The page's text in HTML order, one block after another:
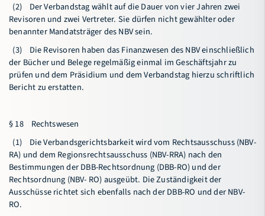
(2) Der Verbandstag wählt auf die Dauer von vier Jahren zwei
Revisoren und zwei Vertreter. Sie dürfen nicht gewählter oder
benannter Mandatsträger des NBV sein.
(3) Die Revisoren haben das Finanzwesen des NBV einschließlich
der Bücher und Belege regelmäßig einmal im Geschäftsjahr zu
prüfen und dem Präsidium und dem Verbandstag hierzu schriftlich
Bericht zu erstatten.
§ 18 Rechtswesen
(1) Die Verbandsgerichtsbarkeit wird vom Rechtsausschuss (NBV-
RA) und dem Regionsrechtsausschuss (NBV-RRA) nach den
Bestimmungen der DBB-Rechtsordnung (DBB-RO) und der
Rechtsordnung (NBV- RO) ausgeübt. Die Zuständigkeit der
Ausschüsse richtet sich ebenfalls nach der DBB-RO und der NBV-
RO.